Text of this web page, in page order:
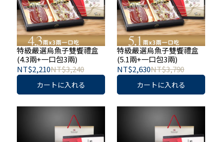
特級嚴選烏魚子雙饗禮盒
(4.3兩+一口包3兩)
NT$2,210NT$3,240
カートに入れる
特級嚴選烏魚子雙饗禮盒
(5.1兩+一口包3兩)
NT$2,630NT$3,790
カートに入れる